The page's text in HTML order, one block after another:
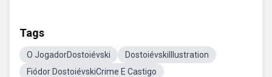
Tags
O JogadorDostoiévski
DostoiévskiIllustration
Fiódor DostoiévskiCrime E Castigo